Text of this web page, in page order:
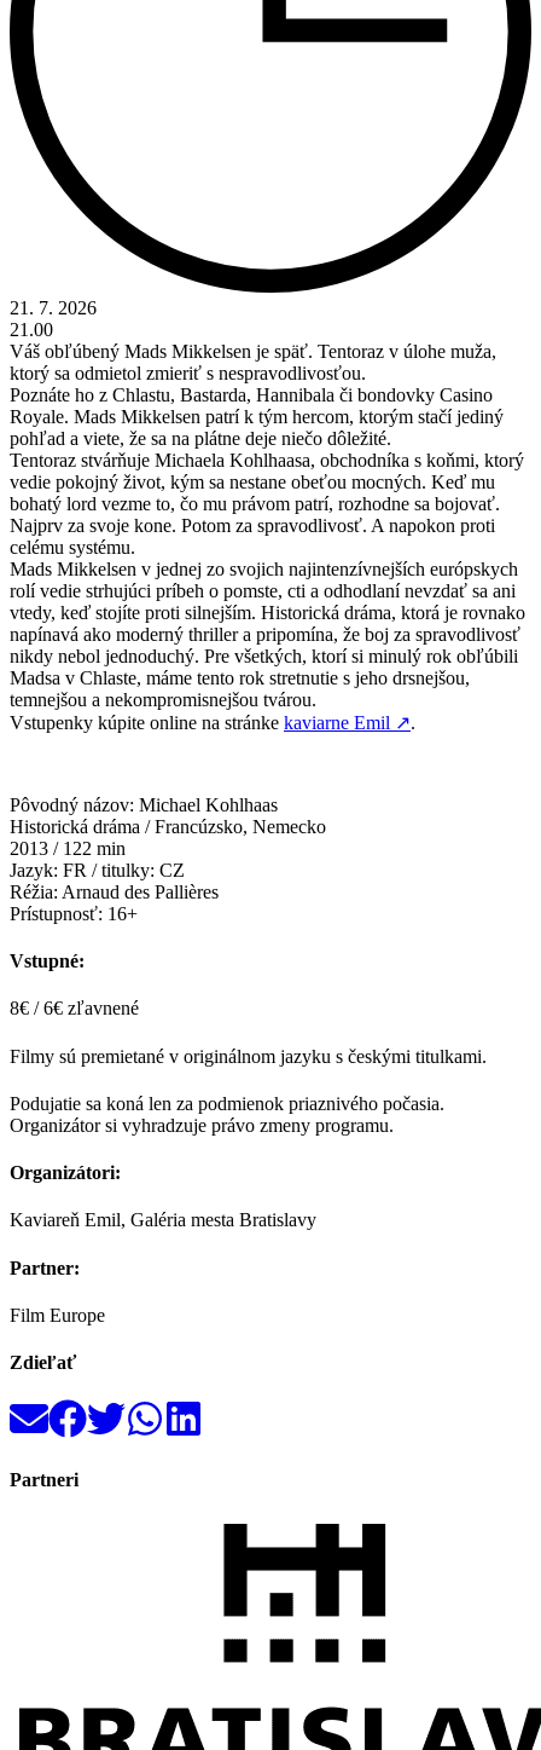
21. 7. 2026
21.00
Váš obľúbený Mads Mikkelsen je späť. Tentoraz v úlohe muža,
ktorý sa odmietol zmieriť s nespravodlivosťou.
Poznáte ho z Chlastu, Bastarda, Hannibala či bondovky Casino
Royale. Mads Mikkelsen patrí k tým hercom, ktorým stačí jediný
pohľad a viete, že sa na plátne deje niečo dôležité.
Tentoraz stvárňuje Michaela Kohlhaasa, obchodníka s koňmi, ktorý
vedie pokojný život, kým sa nestane obeťou mocných. Keď mu
bohatý lord vezme to, čo mu právom patrí, rozhodne sa bojovať.
Najprv za svoje kone. Potom za spravodlivosť. A napokon proti
celému systému.
Mads Mikkelsen v jednej zo svojich najintenzívnejších európskych
rolí vedie strhujúci príbeh o pomste, cti a odhodlaní nevzdať sa ani
vtedy, keď stojíte proti silnejším. Historická dráma, ktorá je rovnako
napínavá ako moderný thriller a pripomína, že boj za spravodlivosť
nikdy nebol jednoduchý. Pre všetkých, ktorí si minulý rok obľúbili
Madsa v Chlaste, máme tento rok stretnutie s jeho drsnejšou,
temnejšou a nekompromisnejšou tvárou.
Vstupenky kúpite online na stránke kaviarne Emil ↗.
Pôvodný názov: Michael Kohlhaas
Historická dráma / Francúzsko, Nemecko
2013 / 122 min
Jazyk: FR / titulky: CZ
Réžia: Arnaud des Pallières
Prístupnosť: 16+
Vstupné:
8€ / 6€ zľavnené
Filmy sú premietané v originálnom jazyku s českými titulkami.
Podujatie sa koná len za podmienok priaznivého počasia.
Organizátor si vyhradzuje právo zmeny programu.
Organizátori:
Kaviareň Emil, Galéria mesta Bratislavy
Partner:
Film Europe
Zdieľať
Partneri